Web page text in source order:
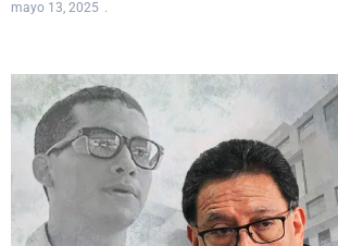
mayo 13, 2025